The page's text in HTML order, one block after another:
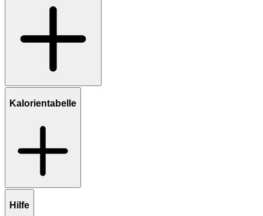
Kalorientabelle
Hilfe